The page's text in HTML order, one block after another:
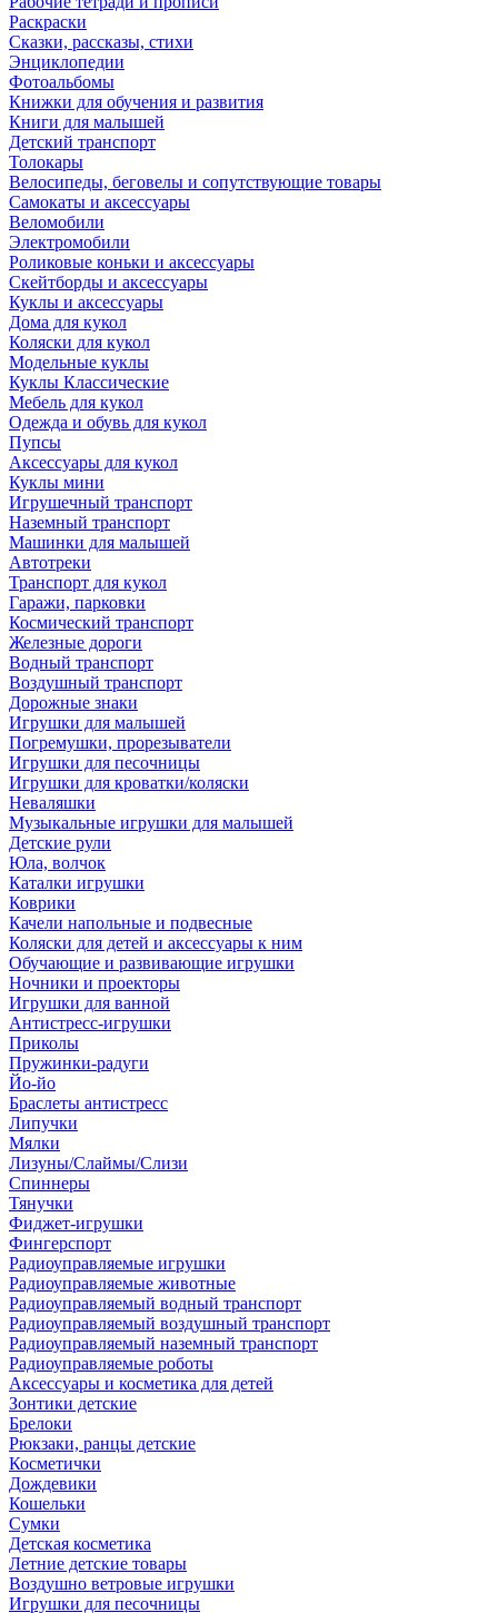
Раскраски
Сказки, рассказы, стихи
Энциклопедии
Фотоальбомы
Книжки для обучения и развития
Книги для малышей
Детский транспорт
Толокары
Велосипеды, беговелы и сопутствующие товары
Самокаты и аксессуары
Веломобили
Электромобили
Роликовые коньки и аксессуары
Скейтборды и аксессуары
Куклы и аксессуары
Дома для кукол
Коляски для кукол
Модельные куклы
Куклы Классические
Мебель для кукол
Одежда и обувь для кукол
Пупсы
Аксессуары для кукол
Куклы мини
Игрушечный транспорт
Наземный транспорт
Машинки для малышей
Автотреки
Транспорт для кукол
Гаражи, парковки
Космический транспорт
Железные дороги
Водный транспорт
Воздушный транспорт
Дорожные знаки
Игрушки для малышей
Погремушки, прорезыватели
Игрушки для песочницы
Игрушки для кроватки/коляски
Неваляшки
Музыкальные игрушки для малышей
Детские рули
Юла, волчок
Каталки игрушки
Коврики
Качели напольные и подвесные
Коляски для детей и аксессуары к ним
Обучающие и развивающие игрушки
Ночники и проекторы
Игрушки для ванной
Антистресс-игрушки
Приколы
Пружинки-радуги
Йо-йо
Браслеты антистресс
Липучки
Мялки
Лизуны/Слаймы/Слизи
Спиннеры
Тянучки
Фиджет-игрушки
Фингерспорт
Радиоуправляемые игрушки
Радиоуправляемые животные
Радиоуправляемый водный транспорт
Радиоуправляемый воздушный транспорт
Радиоуправляемый наземный транспорт
Радиоуправляемые роботы
Аксессуары и косметика для детей
Зонтики детские
Брелоки
Рюкзаки, ранцы детские
Косметички
Дождевики
Кошельки
Сумки
Детская косметика
Летние детские товары
Воздушно ветровые игрушки
Игрушки для песочницы